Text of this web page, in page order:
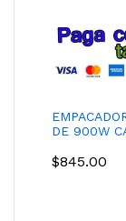
DE 900W
$845.00